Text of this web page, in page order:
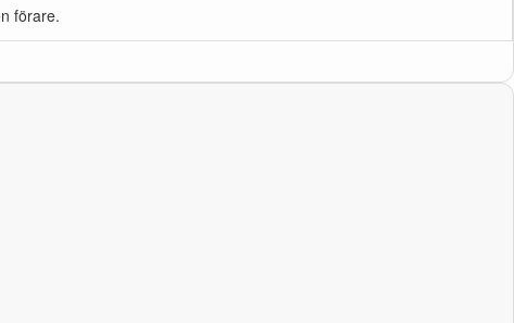
förare.